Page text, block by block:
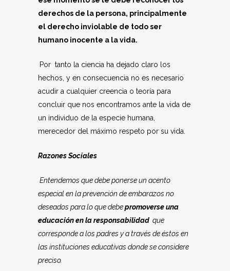
derechos de la persona, principalmente
el derecho inviolable de todo ser
humano inocente a la vida.
Por tanto la ciencia ha dejado claro los
hechos, y en consecuencia no es necesario
acudir a cualquier creencia o teoría para
concluir que nos encontramos ante la vida de
un individuo de la especie humana,
merecedor del máximo respeto por su vida.
Razones Sociales
Entendemos que debe ponerse un acento
especial en la prevención de embarazos no
deseados para lo que debepromoverse una
educación en laresponsabilidad que
corresponde a los padres y a través de éstos en
las instituciones educativas donde se considere
preciso.